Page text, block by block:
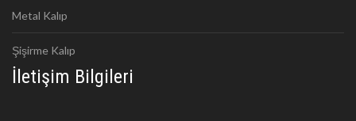
Metal Kalıp
Şişirme Kalıp
İletişim Bilgileri